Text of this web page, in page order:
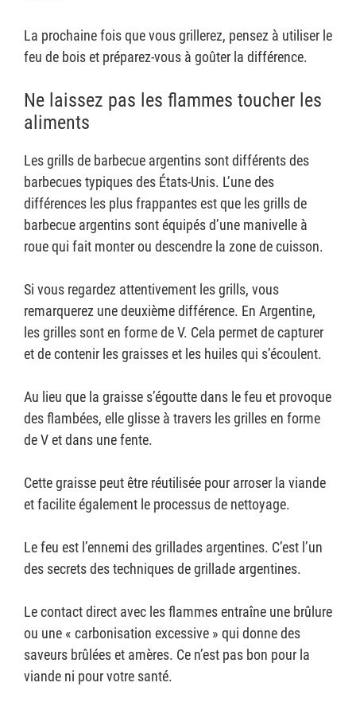
La prochaine fois que vous grillerez, pensez à utiliser le
feu de bois et préparez-vous à goûter la différence.
Ne laissez pas les flammes toucher les
aliments
Les grills de barbecue argentins sont différents des
barbecues typiques des États-Unis. L’une des
différences les plus frappantes est que les grills de
barbecue argentins sont équipés d’une manivelle à
roue qui fait monter ou descendre la zone de cuisson.
Si vous regardez attentivement les grills, vous
remarquerez une deuxième différence. En Argentine,
les grilles sont en forme de V. Cela permet de capturer
et de contenir les graisses et les huiles qui s’écoulent.
Au lieu que la graisse s’égoutte dans le feu et provoque
des flambées, elle glisse à travers les grilles en forme
de V et dans une fente.
Cette graisse peut être réutilisée pour arroser la viande
et facilite également le processus de nettoyage.
Le feu est l’ennemi des grillades argentines. C’est l’un
des secrets des techniques de grillade argentines.
Le contact direct avec les flammes entraîne une brûlure
ou une « carbonisation excessive » qui donne des
saveurs brûlées et amères. Ce n’est pas bon pour la
viande ni pour votre santé.